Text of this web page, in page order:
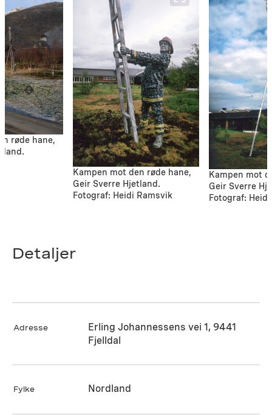
røde hane,
Kampen mot den røde hane,
Geir Sverre Hjetland.
Fotograf: Heidi Ramsvik
Kampen mot
Geir Sverre
Fotograf:
Detaljer
Adresse
Erling Johannessens vei 1, 9441
Fjelldal
Fylke Nordland